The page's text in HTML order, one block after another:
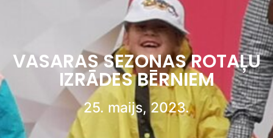
VASARAS SEZONAS ROTAĻU
IZRĀDES BĒRNIEM
25. maijs, 2023.